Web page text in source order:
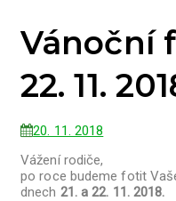
Vánoční
22. 11.
20. 11. 2018
Vážení rodiče,
po roce budeme fotit
dnech 21. a 22. 11. 2018.